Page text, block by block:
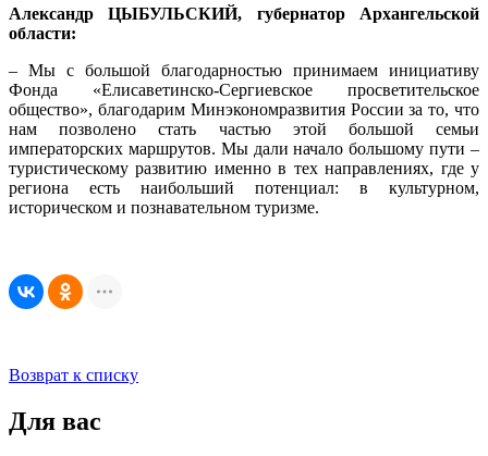
Александр ЦЫБУЛЬСКИЙ, губернатор Архангельской
области:
– Мы с большой благодарностью принимаем инициативу
Фонда «Елисаветинско-Сергиевское просветительское
общество», благодарим Минэкономразвития России за то, что
нам позволено стать частью этой большой семьи
императорских маршрутов. Мы дали начало большому пути –
туристическому развитию именно в тех направлениях, где у
региона есть наибольший потенциал: в культурном,
историческом и познавательном туризме.
Возврат к списку
Для вас